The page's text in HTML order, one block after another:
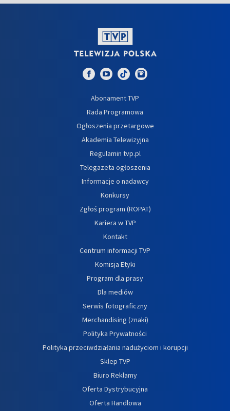
Abonament TVP
Rada Programowa
Ogłoszenia przetargowe
Akademia Telewizyjna
Regulamin tvp.pl
Telegazeta ogłoszenia
Informacje o nadawcy
Konkursy
Zgłoś program (ROPAT)
Kariera w TVP
Kontakt
Centrum informacji TVP
Komisja Etyki
Program dla prasy
Dla mediów
Serwis fotograficzny
Merchandising (znaki)
Polityka Prywatności
Polityka przeciwdziałania nadużyciom i korupcji
Sklep TVP
Biuro Reklamy
Oferta Dystrybucyjna
Oferta Handlowa